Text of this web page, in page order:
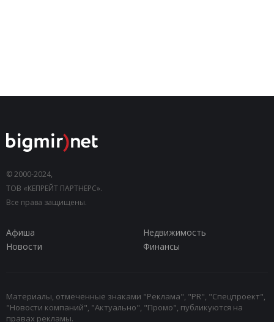
© 2000-2024,
ТОВ «КЕПРЕЙТ ПАРТНЕРС».
Все права защищены.
Афиша
Недвижимость
Новости
Финансы
Материалы, отмеченные знаками "Реклама", "PR", "Спецпроект",
"Новости компаний", "Актуально", "Промо", публикуются на
правах рекламы.